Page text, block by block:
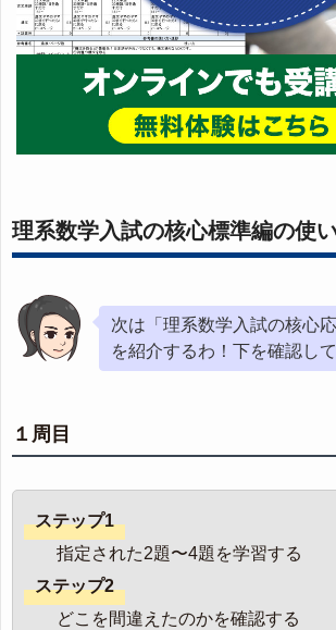
理系数学入試の核心標準編の使
次は「理系数学入試の核心
を紹介するわ！下を確認し
１周目
ステップ1
指定された2題〜4題を学習する
ステップ2
どこを間違えたのかを確認する